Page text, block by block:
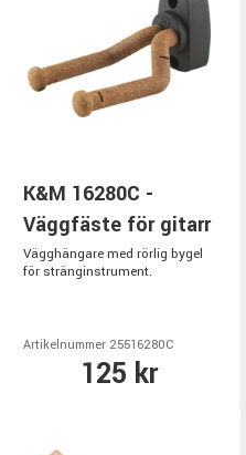
K&M 16280C -
Väggfäste för gitarr
Vägghängare med rörlig bygel
för stränginstrument.
Artikelnummer 25516280C
125 kr